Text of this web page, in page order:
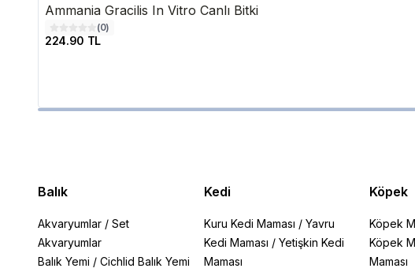
Ammania Gracilis In Vitro Canlı Bitki
(0)
224.90 TL
Balık
Akvaryumlar / Set
Akvaryumlar
Balık Yemi / Cichlid Balık Yemi
Kedi
Kuru Kedi Maması / Yavru
Kedi Maması / Yetişkin Kedi
Maması
Köpek
Köpek
Köpek
Maması